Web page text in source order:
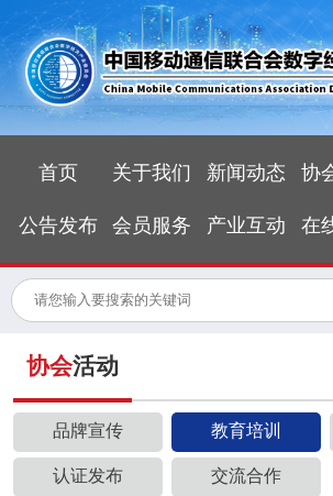
首页 关于我们 新闻动态 协
公告发布 会员服务 产业互动 在
协会活动
品牌宣传 教育培训
认证发布 交流合作